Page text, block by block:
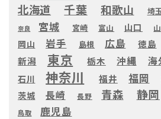
北海道 千葉 和歌山 埼
奈良 宮城 宮崎 富山 山口
岡山
岩手 島根 広島 徳島
新潟 東京 栃木 沖縄 海
石川
神奈川 福井 福岡
茨城 長崎 長野 青森 静岡
鳥取 鹿児島